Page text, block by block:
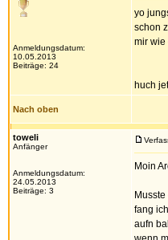
Anmeldungsdatum:
10.05.2013
Beiträge: 24
yo
schon
mir wie
huch
Nach oben
toweli
Anfänger
Anmeldungsdatum:
24.05.2013
Beiträge: 3
Moin
fang
aufn